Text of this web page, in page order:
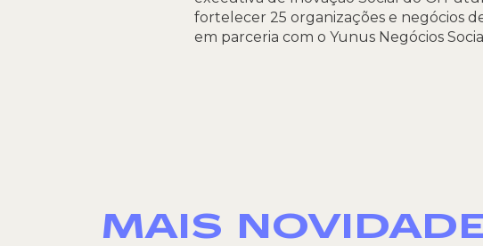
fortelecer 25 organizações e negócios
em parceria com o Yunus Negócios
MAIS